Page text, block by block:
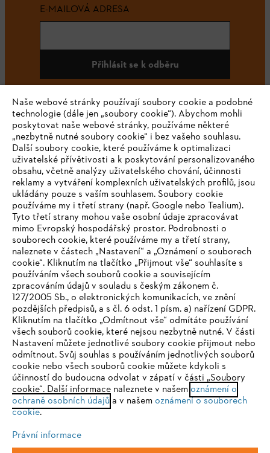
E-MAILOVÁ ADRESA
Přihlásit se k odběru
#STIHL
Společnost
STIHL FAQ
Služby
Ochrana osobních údajů Právní doložka Cookies
IHR BROWSER WIRD NICHT
UNTERSTÜTZT
Sie nutzen einen Browser, den wir noch nicht unterstützen. Für
eine optimale Nutzung unserer Seite empfehlen wir Ihnen, zu
einem der folgenden Browser zu wechseln:
Firefox Chrome
Naše webové stránky používají soubory cookie a podobné
technologie (dále jen „soubory cookie“). Abychom mohli
poskytovat naše webové stránky, používáme některé
„nezbytně nutné soubory cookie“ i bez vašeho souhlasu.
Další soubory cookie, které používáme k optimalizaci
uživatelské přívětivosti a k poskytování personalizovaného
obsahu, včetně analýzy uživatelského chování, účinnosti
reklamy a vytváření komplexních uživatelských profilů, jsou
ukládány pouze s vaším souhlasem. Soubory cookie
používáme my i třetí strany (např. Google nebo Tealium).
Tyto třetí strany mohou vaše osobní údaje zpracovávat
mimo Evropský hospodářský prostor. Podrobnosti o
souborech cookie, které používáme my a třetí strany,
naleznete v částech „Nastavení“ a „Oznámení o souborech
cookie“. Kliknutím na tlačítko „Přijmout vše“ souhlasíte s
používáním všech souborů cookie a souvisejícím
zpracováním údajů v souladu s českým zákonem č.
127/2005 Sb., o elektronických komunikacích, ve znění
pozdějších předpisů, a s čl. 6 odst. 1 písm. a) nařízení GDPR.
Kliknutím na tlačítko „Odmítnout vše“ odmítáte používání
všech souborů cookie, které nejsou nezbytně nutné. V části
Nastavení můžete jednotlivé soubory cookie přijmout nebo
odmítnout. Svůj souhlas s používáním jednotlivých souborů
cookie nebo všech souborů cookie můžete kdykoli s
účinností do budoucna odvolat v zápatí v části „Soubory
cookie“. Další informace naleznete v našem oznámení o
ochraně osobních údajůa v našem oznámení o souborech
cookie.
Právní informace